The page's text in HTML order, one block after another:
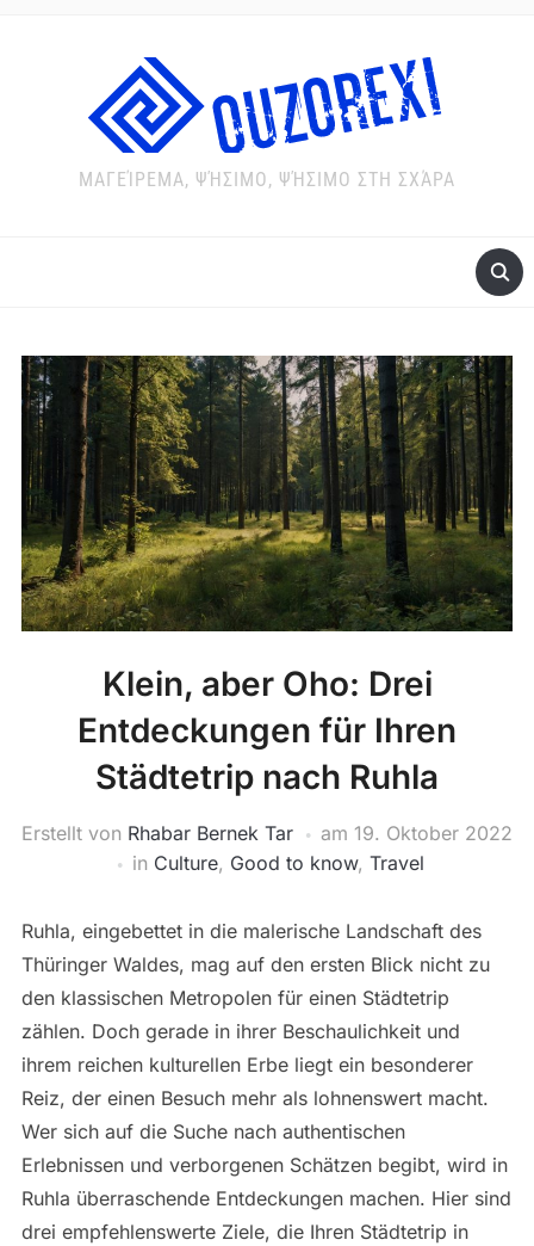
ΜΑΓΕΊΡΕΜΑ, ΨΉΣΙΜΟ, ΨΉΣΙΜΟ ΣΤΗ ΣΧΆΡΑ
Klein, aber Oho: Drei
Entdeckungen für Ihren
Städtetrip nach Ruhla
Erstellt von Rhabar Bernek Tar am 19. Oktober 2022
in Culture, Good to know, Travel
Ruhla, eingebettet in die malerische Landschaft des
Thüringer Waldes, mag auf den ersten Blick nicht zu
den klassischen Metropolen für einen Städtetrip
zählen. Doch gerade in ihrer Beschaulichkeit und
ihrem reichen kulturellen Erbe liegt ein besonderer
Reiz, der einen Besuch mehr als lohnenswert macht.
Wer sich auf die Suche nach authentischen
Erlebnissen und verborgenen Schätzen begibt, wird in
Ruhla überraschende Entdeckungen machen. Hier sind
drei empfehlenswerte Ziele, die Ihren Städtetrip in